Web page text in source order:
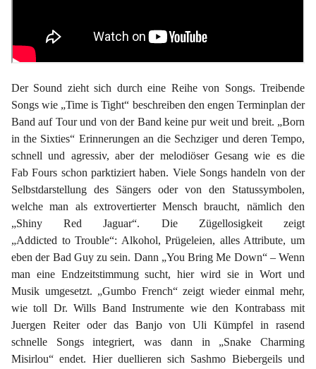
Der Sound zieht sich durch eine Reihe von Songs. Treibende
Songs wie „Time is Tight“ beschreiben den engen Terminplan der
Band auf Tour und von der Band keine pur weit und breit. „Born
in the Sixties“ Erinnerungen an die Sechziger und deren Tempo,
schnell und agressiv, aber der melodiöser Gesang wie es die
Fab Fours schon parktiziert haben. Viele Songs handeln von der
Selbstdarstellung des Sängers oder von den Statussymbolen,
welche man als extrovertierter Mensch braucht, nämlich den
„Shiny Red Jaguar“. Die Zügellosigkeit zeigt
„Addicted to Trouble“: Alkohol, Prügeleien, alles Attribute, um
eben der Bad Guy zu sein. Dann „You Bring Me Down“ – Wenn
man eine Endzeitstimmung sucht, hier wird sie in Wort und
Musik umgesetzt. „Gumbo French“ zeigt wieder einmal mehr,
wie toll Dr. Wills Band Instrumente wie den Kontrabass mit
Juergen Reiter oder das Banjo von Uli Kümpfel in rasend
schnelle Songs integriert, was dann in „Snake Charming
Misirlou“ endet. Hier duellieren sich Sashmo Biebergeils und